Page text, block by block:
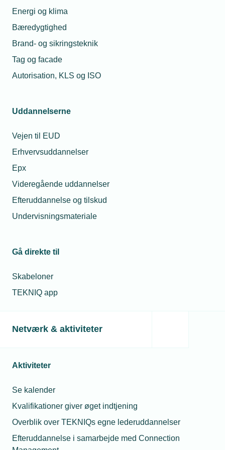
Energi og klima
Bæredygtighed
Brand- og sikringsteknik
Tag og facade
Autorisation, KLS og ISO
Uddannelserne
Vejen til EUD
Erhvervsuddannelser
Epx
Videregående uddannelser
Efteruddannelse og tilskud
Undervisningsmateriale
Gå direkte til
Skabeloner
TEKNIQ app
Netværk & aktiviteter
Aktiviteter
Se kalender
Kvalifikationer giver øget indtjening
Overblik over TEKNIQs egne lederuddannelser
Efteruddannelse i samarbejde med Connection
igen, men ansøgningsprocessen er stadig for besværlig,
lyder det i ny undersøgelse blandt 500 modtagere af
tilskud fra Erhvervspuljen.
10. februar 2025
udledning, sænke energiforbruget eller på anden måde
valg.